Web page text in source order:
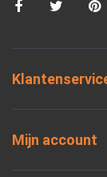
Mijn account